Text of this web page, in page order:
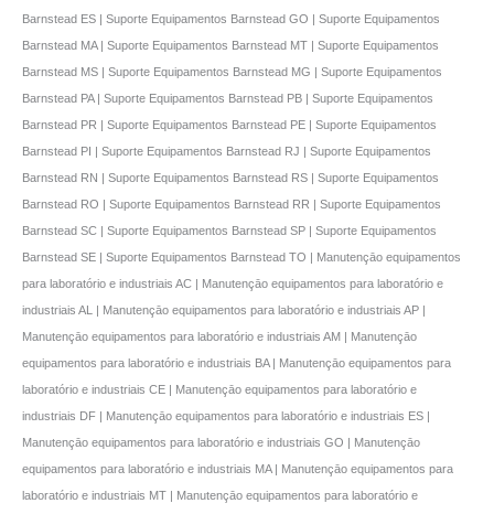
Barnstead ES | Suporte Equipamentos Barnstead GO | Suporte Equipamentos
Barnstead MA | Suporte Equipamentos Barnstead MT | Suporte Equipamentos
Barnstead MS | Suporte Equipamentos Barnstead MG | Suporte Equipamentos
Barnstead PA | Suporte Equipamentos Barnstead PB | Suporte Equipamentos
Barnstead PR | Suporte Equipamentos Barnstead PE | Suporte Equipamentos
Barnstead PI | Suporte Equipamentos Barnstead RJ | Suporte Equipamentos
Barnstead RN | Suporte Equipamentos Barnstead RS | Suporte Equipamentos
Barnstead RO | Suporte Equipamentos Barnstead RR | Suporte Equipamentos
Barnstead SC | Suporte Equipamentos Barnstead SP | Suporte Equipamentos
Barnstead SE | Suporte Equipamentos Barnstead TO | Manutençāo equipamentos
para laboratório e industriais AC | Manutençāo equipamentos para laboratório e
industriais AL | Manutençāo equipamentos para laboratório e industriais AP |
Manutençāo equipamentos para laboratório e industriais AM | Manutençāo
equipamentos para laboratório e industriais BA | Manutençāo equipamentos para
laboratório e industriais CE | Manutençāo equipamentos para laboratório e
industriais DF | Manutençāo equipamentos para laboratório e industriais ES |
Manutençāo equipamentos para laboratório e industriais GO | Manutençāo
equipamentos para laboratório e industriais MA | Manutençāo equipamentos para
laboratório e industriais MT | Manutençāo equipamentos para laboratório e